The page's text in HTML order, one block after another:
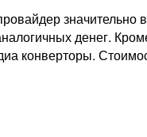
денег.
конверторы.